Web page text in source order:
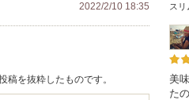
2022/2/10 18:35
を抜粋したものです。
スリ
美
た